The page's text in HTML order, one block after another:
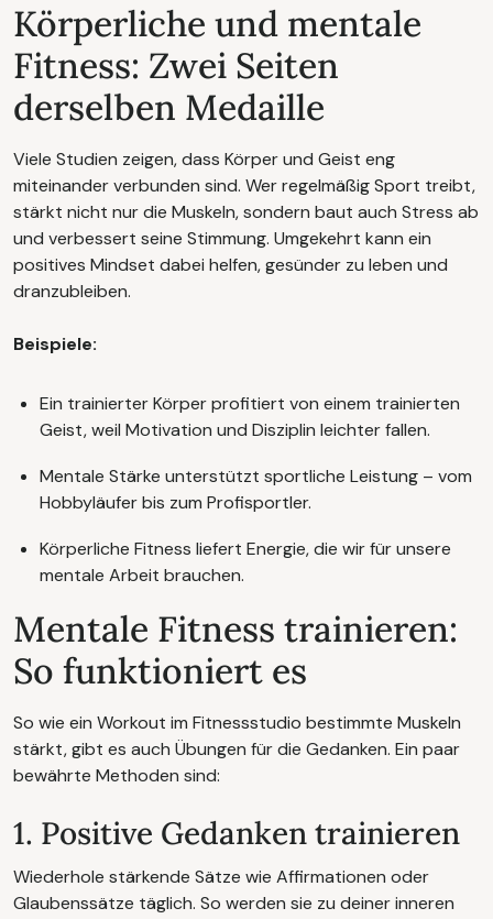
Körperliche und mentale
Fitness: Zwei Seiten
derselben Medaille
Viele Studien zeigen, dass Körper und Geist eng
miteinander verbunden sind. Wer regelmäßig Sport treibt,
stärkt nicht nur die Muskeln, sondern baut auch Stress ab
und verbessert seine Stimmung. Umgekehrt kann ein
positives Mindset dabei helfen, gesünder zu leben und
dranzubleiben.
Beispiele:
Ein trainierter Körper profitiert von einem trainierten
Geist, weil Motivation und Disziplin leichter fallen.
Mentale Stärke unterstützt sportliche Leistung – vom
Hobbyläufer bis zum Profisportler.
Körperliche Fitness liefert Energie, die wir für unsere
mentale Arbeit brauchen.
Mentale Fitness trainieren:
So funktioniert es
So wie ein Workout im Fitnessstudio bestimmte Muskeln
stärkt, gibt es auch Übungen für die Gedanken. Ein paar
bewährte Methoden sind:
1. Positive Gedanken trainieren
Wiederhole stärkende Sätze wie Affirmationen oder
Glaubenssätze täglich. So werden sie zu deiner inneren